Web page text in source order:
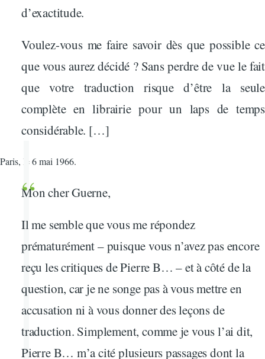
d’exactitude.
Voulez-vous me faire savoir dès que possible ce
que vous aurez décidé ? Sans perdre de vue le fait
que votre traduction risque d’être la seule
complète en librairie pour un laps de temps
considérable. […]
Paris, le 6 mai 1966.
Mon cher Guerne,
Il me semble que vous me répondez
prématurément – puisque vous n’avez pas encore
reçu les critiques de Pierre B… – et à côté de la
question, car je ne songe pas à vous mettre en
accusation ni à vous donner des leçons de
traduction. Simplement, comme je vous l’ai dit,
Pierre B… m’a cité plusieurs passages dont la